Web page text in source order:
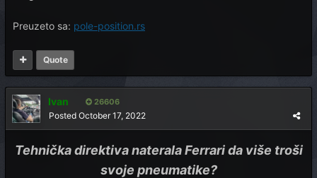
Preuzeto sa: pole-position.rs
Quote
Ivan 26606
Posted October 17, 2022
Tehnička direktiva naterala Ferrari da više troši
svoje pneumatike?